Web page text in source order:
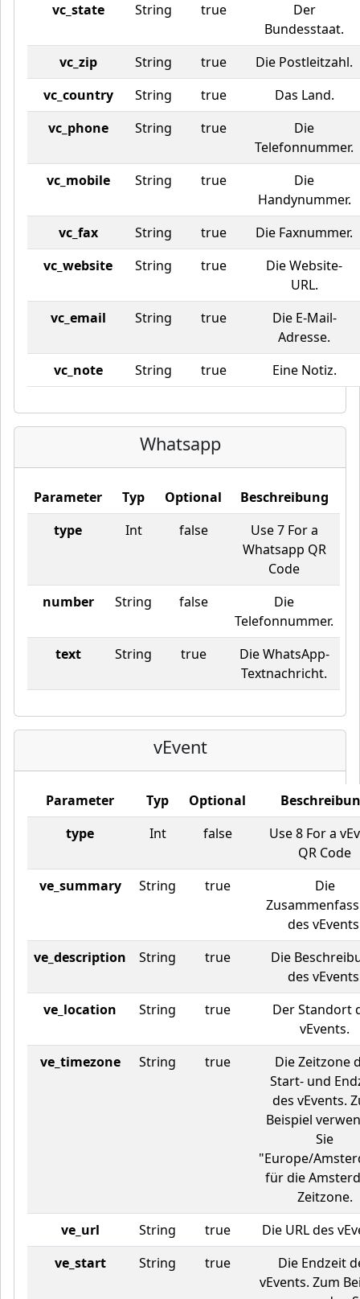
vc_state
String true
Der
Bundesstaat.
vc_zip
String true
Die Postleitzahl.
vc_country
String true
Das Land.
vc_phone
String true
Die
Telefonnummer.
vc_mobile
String true
Die
Handynummer.
vc_fax
String true
Die Faxnummer.
vc_website
String true
Die Website-
URL.
vc_email
String true
Die E-Mail-
Adresse.
vc_note
String true Eine Notiz.
Whatsapp
Parameter Typ Optional
Beschreibung
type
Int false
Use 7 For a
Whatsapp QR
Code
number
String false
Die
Telefonnummer.
text
String true
Die WhatsApp-
Textnachricht.
vEvent
Parameter Typ Optional
type
Int false
Use 8 For a
QR Code
ve_summary
String true
Die
des
ve_description
String true
Die
des
ve_location
String true
Der Standort
vEvents.
ve_timezone
String true
Die Zeitzone
Start- und
des vEvents.
Beispiel
Sie
"Europe/
für die
Zeitzone.
ve_url
String true
Die URL des
ve_start
String true
Die Endzeit
vEvents. Zum